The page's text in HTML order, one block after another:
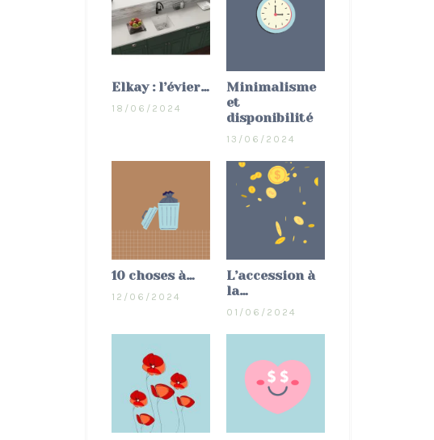
Elkay : l’évier…
18/06/2024
Minimalisme
et
disponibilité
13/06/2024
10 choses à…
12/06/2024
L’accession à
la…
01/06/2024